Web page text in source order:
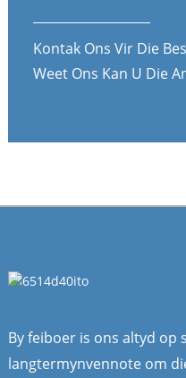
Kontak Ons Vir Die
Weet Ons Kan U Die
By feiboer is ons altyd op
langtermynvennote om